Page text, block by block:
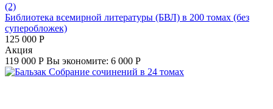
(2)
Библиотека всемирной литературы (БВЛ) в 200 томах (без
суперобложек)
125 000 Р
Aкция
119 000 Р Вы экономите: 6 000 Р